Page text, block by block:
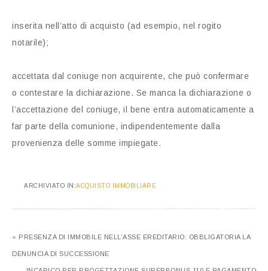
inserita nell’atto di acquisto (ad esempio, nel rogito
notarile);
accettata dal coniuge non acquirente, che può confermare
o contestare la dichiarazione. Se manca la dichiarazione o
l’accettazione del coniuge, il bene entra automaticamente a
far parte della comunione, indipendentemente dalla
provenienza delle somme impiegate.
ARCHIVIATO IN:ACQUISTO IMMOBILIARE
« PRESENZA DI IMMOBILE NELL’ASSE EREDITARIO: OBBLIGATORIA LA
DENUNCIA DI SUCCESSIONE